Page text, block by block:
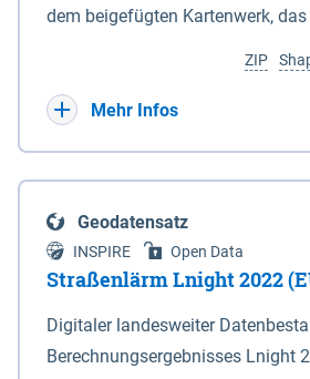
dem beigefügten Kartenwerk,
(DTK) im Maßstab 1 : 100 000
verkleinerte Amtliche Karte 1 : 5
projizierte Koordinaten im
Terrestrischen Referenzsystem
der Universalen Transversalen
bezogen auf die Zone 32 N (UTM
(Anlage 4); Gleiches gilt für die
ZIP
Mehr Infos
Geodatensatz
INSPIRE Open Data
Straßenlärm Lnight 2022
Digitaler landesweiter
Berechnungsergebnisses Lnight